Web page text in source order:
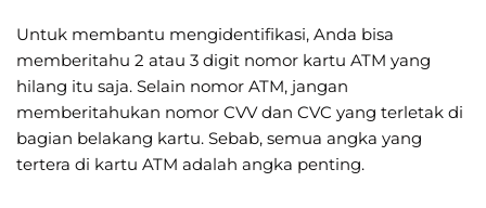
Untuk membantu mengidentifikasi, Anda bisa
memberitahu 2 atau 3 digit nomor kartu ATM yang
hilang itu saja. Selain nomor ATM, jangan
memberitahukan nomor CVV dan CVC yang terletak di
bagian belakang kartu. Sebab, semua angka yang
tertera di kartu ATM adalah angka penting.